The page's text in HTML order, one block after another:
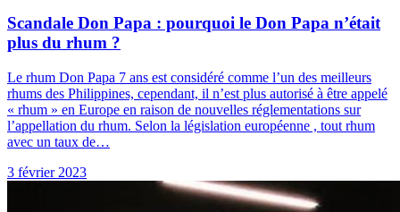
Scandale Don Papa : pourquoi le Don Papa n’était
plus du rhum ?
Le rhum Don Papa 7 ans est considéré comme l’un des meilleurs
rhums des Philippines, cependant, il n’est plus autorisé à être appelé
« rhum » en Europe en raison de nouvelles réglementations sur
l’appellation du rhum. Selon la législation européenne , tout rhum
avec un taux de…
3 février 2023